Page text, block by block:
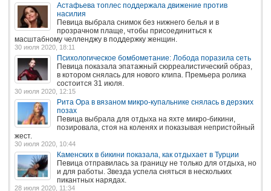
Астафьева топлес поддержала движение против
насилия
Певица выбрала снимок без нижнего белья и в
прозрачном плаще, чтобы присоединиться к
масштабному челленджу в поддержку женщин.
30 июля 2020, 18:11
Психологическое бомбометание: Лобода поразила сеть
Певица показала эпатажный сюрреалистический образ,
в котором снялась для нового клипа. Премьера ролика
состоится 31 июля.
30 июля 2020, 12:15
Рита Ора в вязаном микро-купальнике снялась в дерзких
позах
Певица выбрала для отдыха на яхте микро-бикини,
позировала, стоя на коленях и показывая непристойный
жест.
30 июля 2020, 10:44
Каменских в бикини показала, как отдыхает в Турции
Певица отправилась за границу не только для отдыха, но
и для работы. Звезда успела сняться в нескольких
пикантных нарядах.
28 июля 2020, 11:34